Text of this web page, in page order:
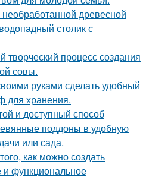
древесной
столик с
процесс создания
совы.
руками сделать удобный
для хранения.
и доступный способ
поддоны в удобную
или сада.
как можно создать
и функциональное